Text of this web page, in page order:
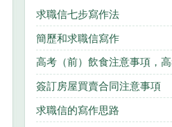
求職信七步寫作法
簡歷和求職信寫作
簽訂房屋買賣合同注意事項
求職信的寫作思路